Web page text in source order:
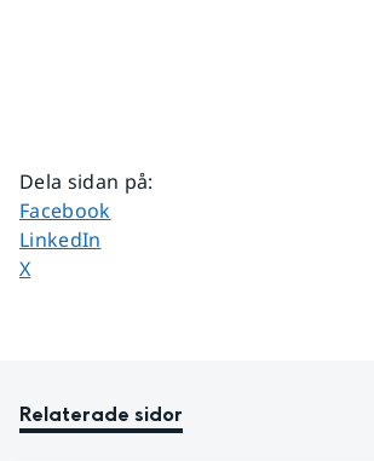
Dela sidan på:
Dela sidan på
Facebook
Dela sidan på
LinkedIn
Dela sidan på
X
Relaterade sidor